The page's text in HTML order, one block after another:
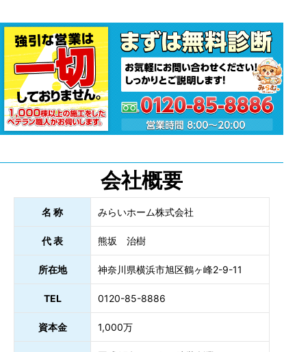
会社概要
名 称 みらいホーム株式会社
代 表 熊坂 治樹
所在地 神奈川県横浜市旭区鶴ヶ峰2-9-11
TEL 0120-85-8886
資本金 1,000万